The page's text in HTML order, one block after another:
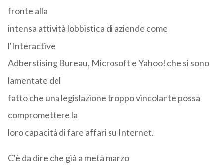
fronte alla
intensa attività lobbistica di aziende come
l'Interactive
Adberstising Bureau, Microsoft e Yahoo! che si sono
lamentate del
fatto che una legislazione troppo vincolante possa
compromettere la
loro capacità di fare affari su Internet.
C'è da dire che già a metà marzo